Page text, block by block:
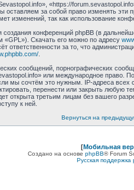
«https://
за собой право изменять
изменений, так как использование
конференций phpBB (в
«GPL»). Скачать его можно по адресу
ответственности за то, что
.
сообщений, порнографических
или международное
мы сочтём это нужным. IP-адреса
перенести или закрыть
открыта третьим лицам без вашего
к ней.
Вернуться на
[Мобильная
Создано на основе phpBB® Forum
Русская поддержка